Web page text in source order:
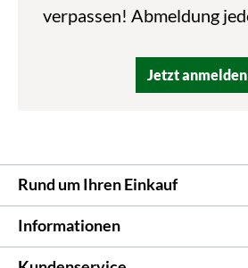
verpassen! Abmeldung
Jetzt
Rund um Ihren Einkauf
Informationen